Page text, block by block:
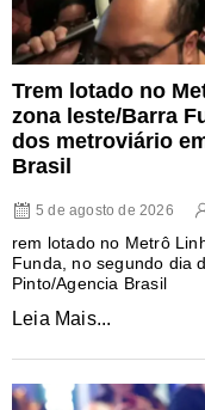
Trem lotado no
zona leste/Barra
dos metroviário
Brasil
5 de agosto de 2026
rem lotado no Metrô
Funda, no segundo dia
Pinto/Agencia Brasil
Leia Mais...